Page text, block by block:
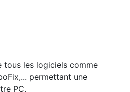
tous les logiciels comme
permettant une
PC.